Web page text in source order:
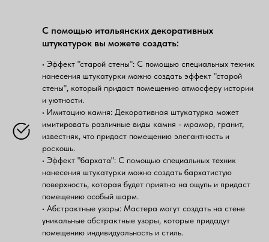
С помощью итальянских декоративных
штукатурок вы можете создать:
• Эффект "старой стены": С помощью специальных техник
нанесения штукатурки можно создать эффект "старой
стены", который придаст помещению атмосферу истории
и уютности.
• Имитацию камня: Декоративная штукатурка может
имитировать различные виды камня - мрамор, гранит,
известняк, что придаст помещению элегантность и
роскошь.
• Эффект "бархата": С помощью специальных техник
нанесения штукатурки можно создать бархатистую
поверхность, которая будет приятна на ощупь и придаст
помещению особый шарм.
• Абстрактные узоры: Мастера могут создать на стене
уникальные абстрактные узоры, которые придадут
помещению индивидуальность и стиль.